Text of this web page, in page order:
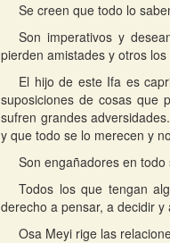
Se creen que todo lo
Son imperativos y
pierden amistades y otros
El hijo de este Ifa es
suposiciones de cosas que
sufren grandes
y que todo se lo merecen y
Son engañadores en
Todos los que tengan
derecho a pensar, a decidir
Osa Meyi rige las